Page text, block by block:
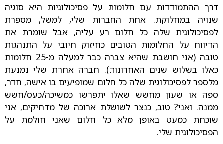
דרך ההתמודדות עם חלומות על פסיכולוגיות היא סוגיה
שנויה במחלוקת. אחת החברות שלי, למשל, מספרת
לפסיכולוגית שלה כל חלום רע עליה, אבל שומרת את
הדיווח על החלומות הטובים כחיזוק חיובי על התנהגות
טובה (אני חושבת שהיא צברה כבר למעלה מ-25 חלומות
כאלו בשלוש שנים האחרונות). חברה אחרת שלי נמנעת
מלספר לפסיכולוגית שלה כל חלום שמופיעים בו אישה, חדר,
ספה או שעון מחשש שאלו יתפרשו כמשיכה/כעס/חשש
ממנה. ואני? טוב, כנצר לשושלת ארוכה של מדחיקים, אני
שוכחת כמעט באופן מלא כל חלום שאני חולמת על
הפסיכולוגית שלי.